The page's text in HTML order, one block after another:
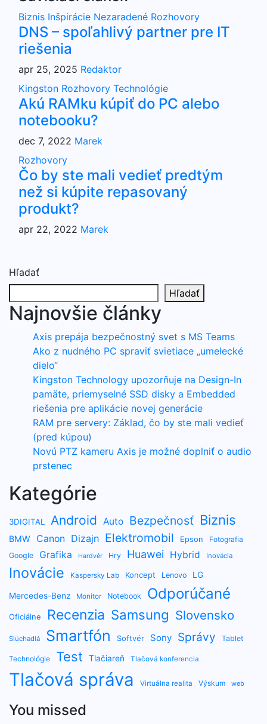
Biznis Inšpirácie Nezaradené Rozhovory
DNS – spoľahlivý partner pre IT
riešenia
apr 25, 2025 Redaktor
Kingston Rozhovory Technológie
Akú RAMku kúpiť do PC alebo
notebooku?
dec 7, 2022 Marek
Rozhovory
Čo by ste mali vedieť predtým
než si kúpite repasovaný
produkt?
apr 22, 2022 Marek
Hľadať
Hľadať
Najnovšie články
Axis prepája bezpečnostný svet s MS Teams
Ako z nudného PC spraviť svietiace „umelecké
dielo“
Kingston Technology upozorňuje na Design-In
pamäte, priemyselné SSD disky a Embedded
riešenia pre aplikácie novej generácie
RAM pre servery: Základ, čo by ste mali vedieť
(pred kúpou)
Novú PTZ kameru Axis je možné doplniť o audio
prstenec
Kategórie
3DIGITAL Android Auto Bezpečnosť Biznis
BMW Canon Dizajn Elektromobil Epson
Fotografia
Google
Grafika Hardvér Hry Huawei Hybrid Inovácia
Inovácie Kaspersky Lab Koncept Lenovo LG
Mercedes-Benz Monitor Notebook Odporúčané
Oficiálne Recenzia Samsung Slovensko
Slúchadlá Smartfón Softvér Sony Správy Tablet
Technológie Test Tlačiareň Tlačová konferencia
Tlačová správa Virtuálna realita Výskum web
You missed